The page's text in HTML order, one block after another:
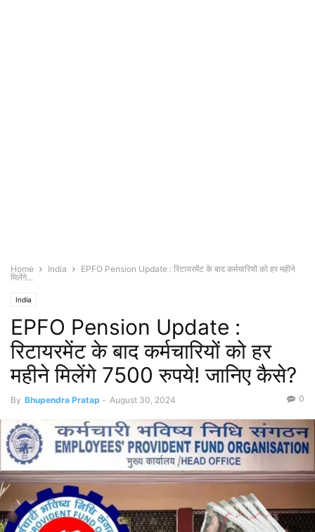
Home India
EPFO Pension Update : रिटायरमेंट के बाद कर्मचारियों को हर महीने
मिलेंगे...
India
EPFO Pension Update :
रिटायरमेंट के बाद कर्मचारियों को हर
महीने मिलेंगे 7500 रुपये! जानिए कैसे?
By Bhupendra Pratap - August 30, 2024 0